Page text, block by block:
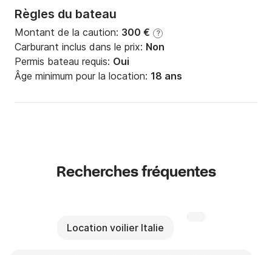
Règles du bateau
Montant de la caution: 300 € ?
Carburant inclus dans le prix: Non
Permis bateau requis: Oui
Âge minimum pour la location: 18 ans
Recherches fréquentes
Location voilier Italie